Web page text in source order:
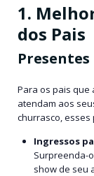
1.
dos Pais
Para os pais que
atendam aos
churrasco,
Ingressos
Surpreenda-
show de seu